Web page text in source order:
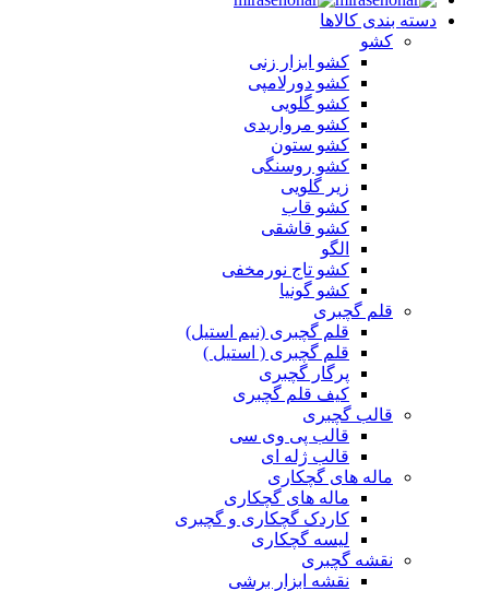
دسته بندی کالاها
کشو
کشو ابزار زنی
کشو دورلامپی
کشو گلویی
کشو مرواریدی
کشو ستون
کشو روسنگی
زیر گلویی
کشو قاب
کشو قاشقی
الگو
کشو تاج نورمخفی
کشو گونیا
قلم گچبری
قلم گچبری (نیم استیل)
قلم گچبری ( استیل )
پرگار گچبری
کیف قلم گچبری
قالب گچبری
قالب پی وی سی
قالب ژله ای
ماله های گچکاری
ماله های گچکاری
کاردک گچکاری و گچبری
لیسه گچکاری
نقشه گچبری
نقشه ابزار برشی